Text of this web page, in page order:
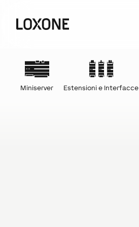
Miniserver Estensioni e Interfacce